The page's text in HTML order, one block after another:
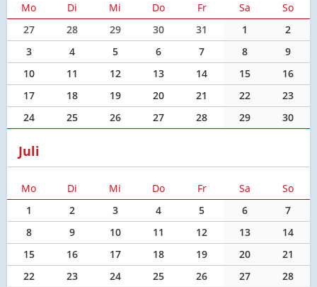
Mo Di Mi Do Fr Sa
So
27
28 29 30 31 1
2
3
4 5 6 7 8
9
10
11 12 13 14 15
16
17
18 19 20 21 22
23
24
25 26 27 28 29 30
Juli
Mo Di Mi Do Fr Sa
So
1
2 3 4 5 6
7
8
9 10 11 12 13
14
15
16 17 18 19 20
21
22
23 24 25 26 27
28